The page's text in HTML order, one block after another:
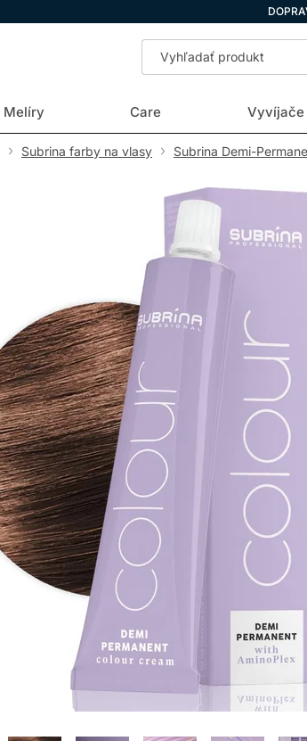
Melíry Care Vyvíjače
Subrina farby na vlasy Subrina Demi-